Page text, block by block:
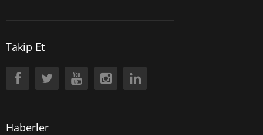
Takip Et
Haberler